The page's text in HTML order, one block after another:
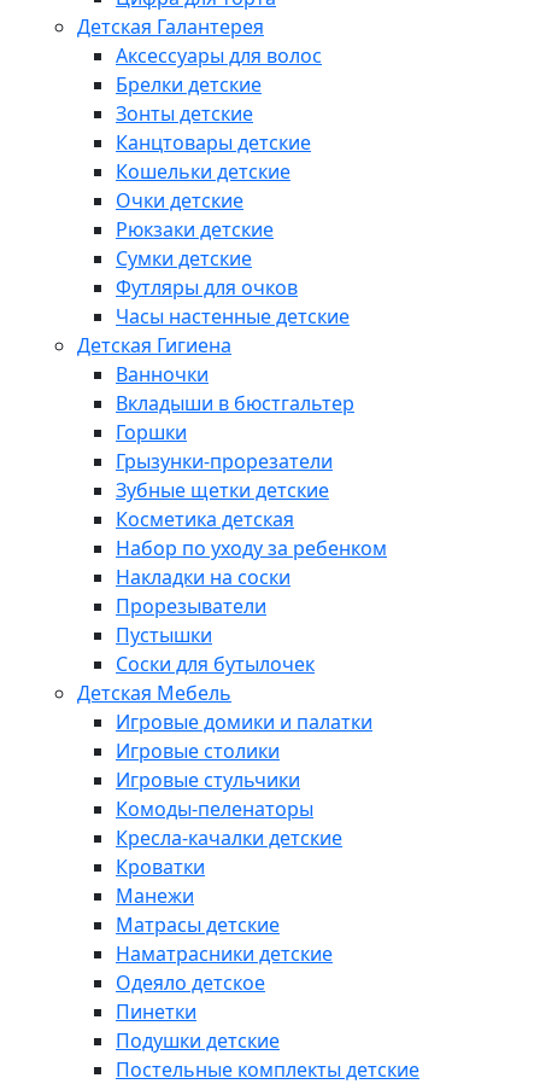
Детская Галантерея
Аксессуары для волос
Брелки детские
Зонты детские
Канцтовары детские
Кошельки детские
Очки детские
Рюкзаки детские
Сумки детские
Футляры для очков
Часы настенные детские
Детская Гигиена
Ванночки
Вкладыши в бюстгальтер
Горшки
Грызунки-прорезатели
Зубные щетки детские
Косметика детская
Набор по уходу за ребенком
Накладки на соски
Прорезыватели
Пустышки
Соски для бутылочек
Детская Мебель
Игровые домики и палатки
Игровые столики
Игровые стульчики
Комоды-пеленаторы
Кресла-качалки детские
Кроватки
Манежи
Матрасы детские
Наматрасники детские
Одеяло детское
Пинетки
Подушки детские
Постельные комплекты детские